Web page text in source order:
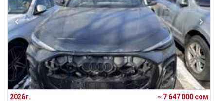
2026г.
~ 7 647 000 сом